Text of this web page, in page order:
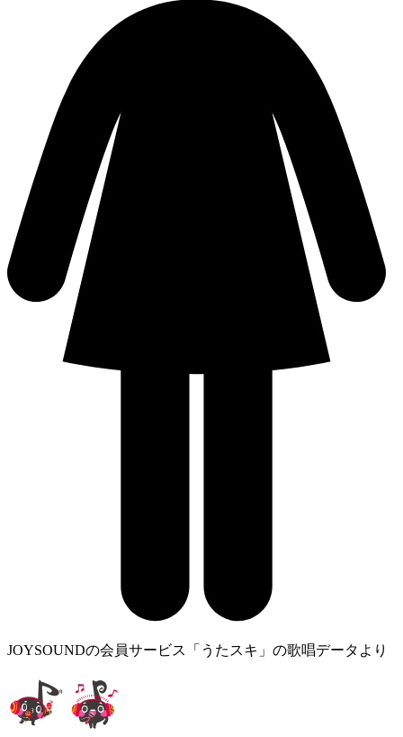
JOYSOUNDの会員サービス「うたスキ」の歌唱データより